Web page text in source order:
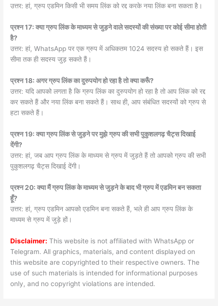
उत्तर: हां, ग्रुप एडमिन किसी भी समय लिंक को रद्द करके नया लिंक बना सकता है।
प्रश्न 17: क्या ग्रुप लिंक के माध्यम से जुड़ने वाले सदस्यों की संख्या पर कोई सीमा होती
है?
उत्तर: हां, WhatsApp पर एक ग्रुप में अधिकतम 1024 सदस्य हो सकते हैं। इस
सीमा तक ही सदस्य जुड़ सकते हैं।
प्रश्न 18: अगर ग्रुप लिंक का दुरुपयोग हो रहा है तो क्या करूँ?
उत्तर: यदि आपको लगता है कि ग्रुप लिंक का दुरुपयोग हो रहा है तो आप लिंक को रद्द
कर सकते हैं और नया लिंक बना सकते हैं। साथ ही, आप संबंधित सदस्यों को ग्रुप से
हटा सकते हैं।
प्रश्न 19: क्या ग्रुप लिंक से जुड़ने पर मुझे ग्रुप की सभी पुकुशलगढ़ चैट्स दिखाई
देंगी?
उत्तर: हां, जब आप ग्रुप लिंक के माध्यम से ग्रुप में जुड़ते हैं तो आपको ग्रुप की सभी
पुकुशलगढ़ चैट्स दिखाई देंगी।
प्रश्न 20: क्या मैं ग्रुप लिंक के माध्यम से जुड़ने के बाद भी ग्रुप में एडमिन बन सकता
हूँ?
उत्तर: हां, ग्रुप एडमिन आपको एडमिन बना सकते हैं, भले ही आप ग्रुप लिंक के
माध्यम से ग्रुप में जुड़े हों।
Disclaimer: This website is not affiliated with WhatsApp or
Telegram. All graphics, materials, and content displayed on
this website are copyrighted to their respective owners. The
use of such materials is intended for informational purposes
only, and no copyright violations are intended.